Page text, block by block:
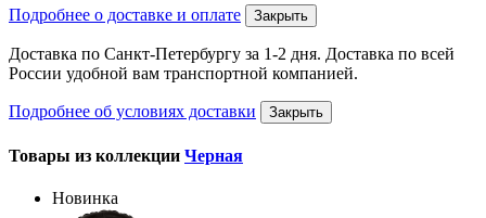
Подробнее о доставке и оплате Закрыть
Доставка по Санкт-Петербургу за 1-2 дня. Доставка по всей
России удобной вам транспортной компанией.
Подробнее об условиях доставки Закрыть
Товары из коллекции Черная
Новинка